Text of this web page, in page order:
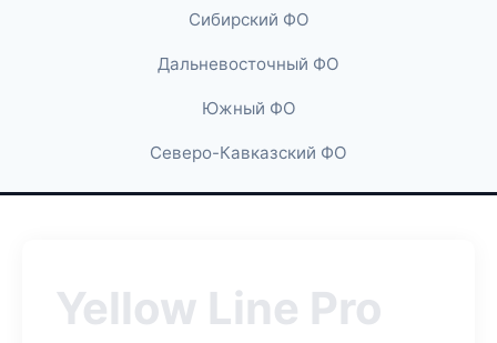
Сибирский ФО
Дальневосточный ФО
Южный ФО
Северо-Кавказский ФО
Yellow Line Pro